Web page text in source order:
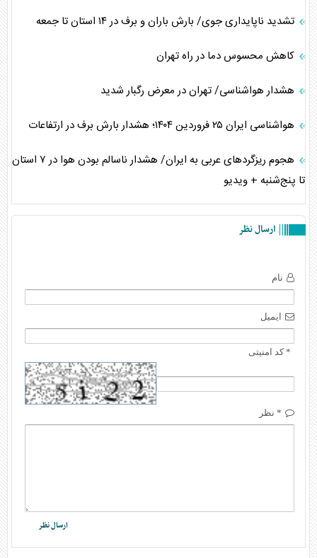
تشدید ناپایداری جوی/ بارش باران و برف در ۱۴ استان تا جمعه
کاهش محسوس دما در راه تهران
هشدار هواشناسی/ تهران در معرض رگبار شدید
هواشناسی ایران ۲۵ فروردین ۱۴۰۴؛ هشدار بارش برف در ارتفاعات
هجوم ریزگردهای عربی به ایران/ هشدار ناسالم بودن هوا در ۷ استان
تا پنج‌شنبه + ویدیو
ارسال نظر
نام
ایمیل
* کد امنیتی
* نظر